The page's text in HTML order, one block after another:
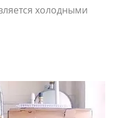
холодными